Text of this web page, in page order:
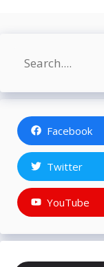
Search
Facebook
Twitter
YouTube